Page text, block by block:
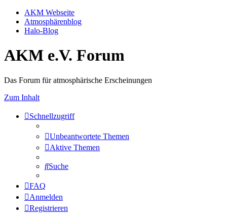
AKM Webseite
Atmosphärenblog
Halo-Blog
AKM e.V. Forum
Das Forum für atmosphärische Erscheinungen
Zum Inhalt
Schnellzugriff
Unbeantwortete Themen
Aktive Themen
Suche
FAQ
Anmelden
Registrieren